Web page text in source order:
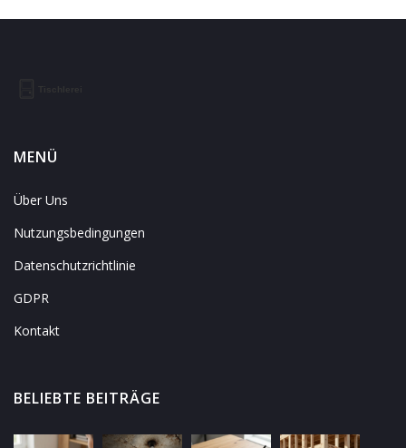
MENÜ
Über Uns
Nutzungsbedingungen
Datenschutzrichtlinie
GDPR
Kontakt
BELIEBTE BEITRÄGE